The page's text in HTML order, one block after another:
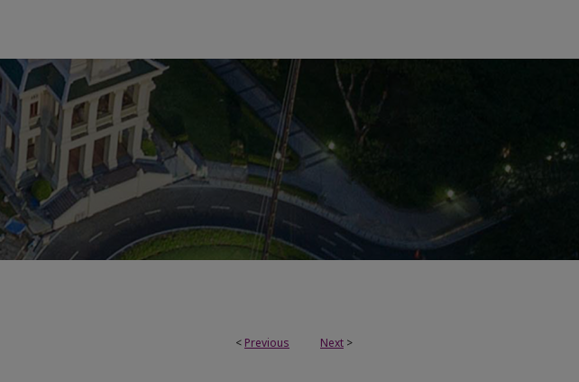
< Previous Next >